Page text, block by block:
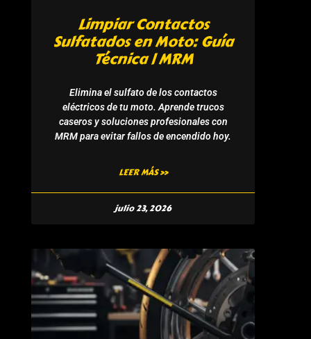
Limpiar Contactos
Sulfatados en Moto: Guía
Técnica | MRM
Elimina el sulfato de los contactos
eléctricos de tu moto. Aprende trucos
caseros y soluciones profesionales con
MRM para evitar fallos de encendido hoy.
LEER MÁS »
julio 23, 2026